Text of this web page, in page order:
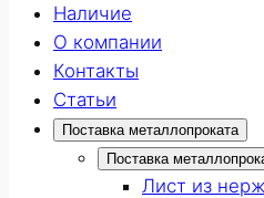
Наличие
О компании
Контакты
Статьи
Поставка металлопроката
Поставка
Лист из